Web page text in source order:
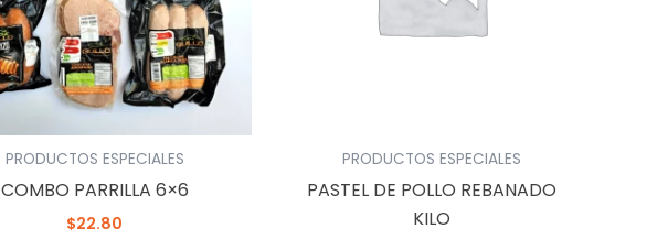
PRODUCTOS ESPECIALES
COMBO PARRILLA 6×6
$22.80
PRODUCTOS ESPECIALES
PASTEL DE POLLO REBANADO
KILO